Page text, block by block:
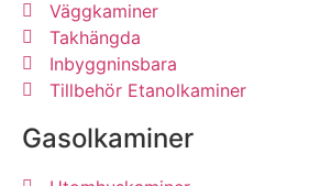
Väggkaminer
Takhängda
Inbyggninsbara
Tillbehör Etanolkaminer
Gasolkaminer